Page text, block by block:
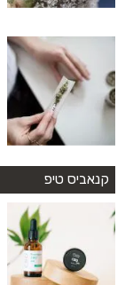
קנאביס טיפ